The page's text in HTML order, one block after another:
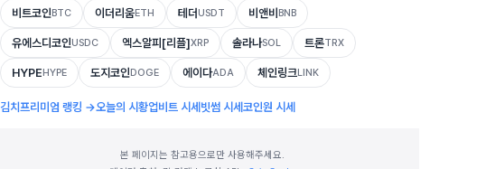
비트코인BTC 이더리움ETH 테더USDT 비앤비 BNB
유에스디코인USDC 엑스알피[리플]XRP 솔라나SOL 트론TRX
HYPEHYPE 도지코인DOGE 에이다ADA 체인링크LINK
김치프리미엄 랭킹 →오늘의 시황업비트 시세 빗썸 시세 코인원 시세
본 페이지는 참고용으로만 사용해주세요.